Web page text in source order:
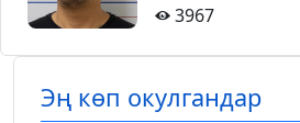
3967
Эң көп окулгандар